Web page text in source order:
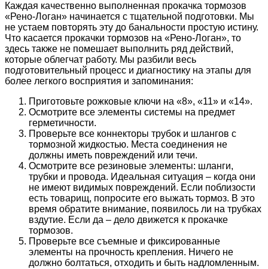
Каждая качественно выполненная прокачка тормозов
«Рено-Логан» начинается с тщательной подготовки. Мы
не устаем повторять эту до банальности простую истину.
Что касается прокачки тормозов на «Рено-Логан», то
здесь также не помешает выполнить ряд действий,
которые облегчат работу. Мы разбили весь
подготовительный процесс и диагностику на этапы для
более легкого восприятия и запоминания:
Приготовьте рожковые ключи на «8», «11» и «14».
Осмотрите все элементы системы на предмет
герметичности.
Проверьте все коннекторы трубок и шлангов с
тормозной жидкостью. Места соединения не
должны иметь повреждений или течи.
Осмотрите все резиновые элементы: шланги,
трубки и провода. Идеальная ситуация – когда они
не имеют видимых повреждений. Если поблизости
есть товарищ, попросите его выжать тормоз. В это
время обратите внимание, появилось ли на трубках
вздутие. Если да – дело движется к прокачке
тормозов.
Проверьте все съемные и фиксированные
элементы на прочность крепления. Ничего не
должно болтаться, отходить и быть надломленным.